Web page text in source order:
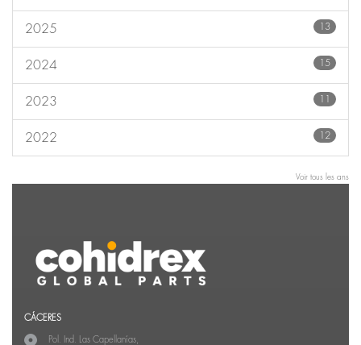
2025 13
2024 15
2023 11
2022 12
Voir tous les ans
CÁCERES
Pol. Ind. Las Capellanías,